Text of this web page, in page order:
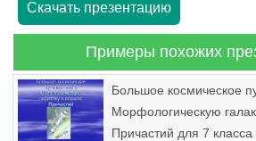
Скачать презентацию
Примеры похожих
Большое космическое
Морфологическую
Причастий для 7 класса